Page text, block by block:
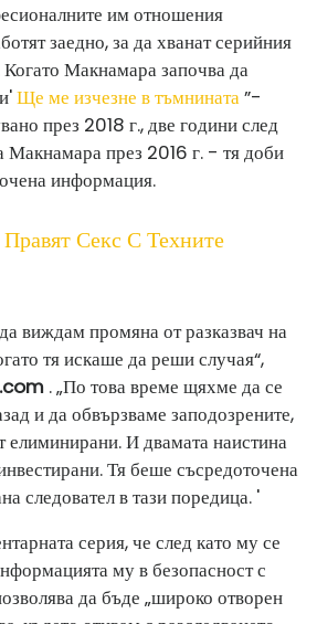
им отношения
заедно, за да хванат серийния
Макнамара започва да
'Ще ме изчезне в тъмнината”-
през 2018 г., две години след
Макнамара през 2016 г. - тя доби
информация.
Секс С Техните
виждам промяна от разказвач на
тя искаше да реши случая“,
. „По това време щяхме да се
и да обвързваме заподозрените,
елиминирани. И двамата наистина
Тя беше съсредоточена
следовател в тази поредица. '
серия, че след като му се
му в безопасност с
да бъде „широко отворен